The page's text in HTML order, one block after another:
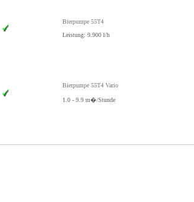
Bierpumpe 55T4
Leistung: 9.900 l/h
Bierpumpe 55T4 Vario
1.0 - 9.9 m�/Stunde